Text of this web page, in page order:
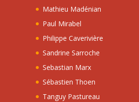
Mathieu Madénian
Paul Mirabel
Philippe Caverivière
Sandrine Sarroche
Sebastian Marx
Sébastien Thoen
Tanguy Pastureau